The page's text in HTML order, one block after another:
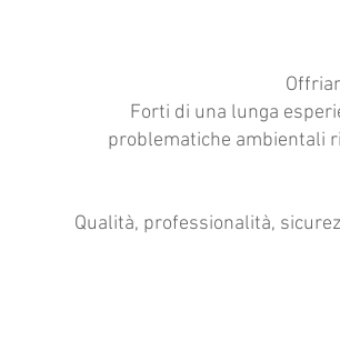
Forti di una lunga
problematiche ambientali
Qualità, professionalità,